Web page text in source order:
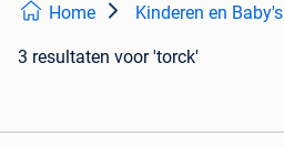
Home Kinderen en Baby's
3 resultaten voor 'torck'